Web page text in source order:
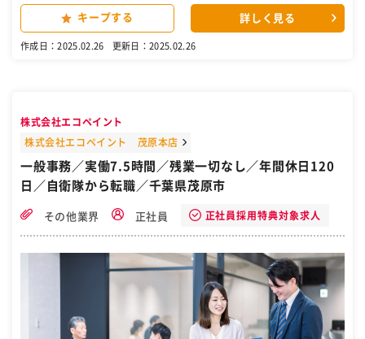
経理担当スタッフ大募集！！ ＜おすすめポイント＞ ・未経験OK、ポ
テンシャル採用！ ・数年に1度の求人 ・賞与年2回有 ・社員(家族)乗
女性スタッフも活躍中 (お仕事内容) 千葉市緑区にある千葉中央バス株
きます。 隣にはサポートしてくれる先輩社員が 常におりますので、ご
安心ください。 充分な経験を積んでいただいた後、 決算資料作成等の
スキル・経験を 身に着けることができます。 ・安心安定の京成グル
ープ 地元の皆様に親しまれ、 地域に欠かせない存在です。 ・ワ
人ひとりを大事にしています。 ＜まずはお気軽にご応募ください＞ ・
ご確認下さい。 https://www.chibachuobus.co.jp/ 【ご応募後につ
いて】 応募完了後、応募時に入力していただいたメールアドレス・電
話番号（SMS）宛に、 応募企業とのメッセージのやり取りを開始する
ために通知をする可能性がございます。 ［自衛隊・転職・求人］
キープする 詳しく見る
作成日：2025.02.26 更新日：2025.02.26
株式会社エコペイント
株式会社エコペイント 茂原本店
一般事務／実働7.5時間／残業一切なし／年間休日120
日／自衛隊から転職／千葉県茂原市
その他業界 正社員 正社員採用特典対象求人